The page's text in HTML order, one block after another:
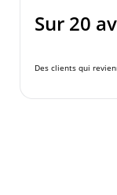
Sur 20
Des clients qui